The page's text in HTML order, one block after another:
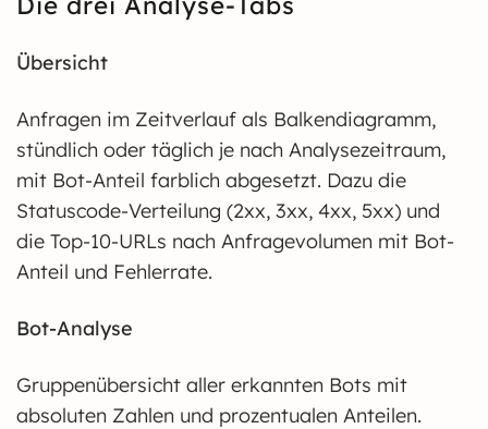
Übersicht
Anfragen im Zeitverlauf als Balkendiagramm,
stündlich oder täglich je nach Analysezeitraum,
mit Bot-Anteil farblich abgesetzt. Dazu die
Statuscode-Verteilung (2xx, 3xx, 4xx, 5xx) und
die Top-10-URLs nach Anfragevolumen mit Bot-
Anteil und Fehlerrate.
Bot-Analyse
Gruppenübersicht aller erkannten Bots mit
absoluten Zahlen und prozentualen Anteilen.